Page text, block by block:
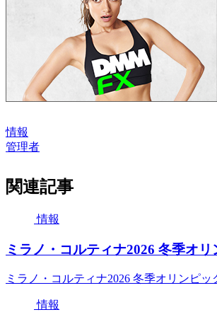
情報
管理者
関連記事
情報
ミラノ・コルティナ2026 冬季オ
ミラノ・コルティナ2026 冬季オリンピッ
情報